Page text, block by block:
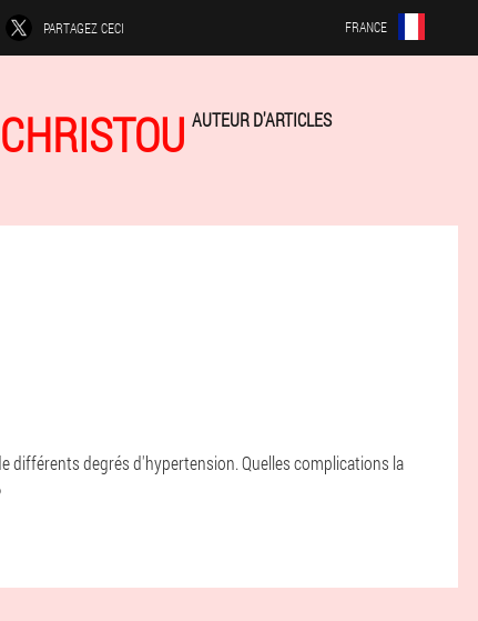
PARTAGEZ CECI FRANCE
AUTEUR D'ARTICLES
différents degrés d'hypertension. Quelles complications la